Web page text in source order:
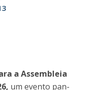
a Assembleia
um evento pan-